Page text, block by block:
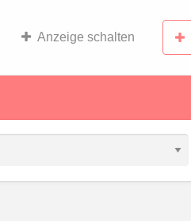
Anzeige schalten